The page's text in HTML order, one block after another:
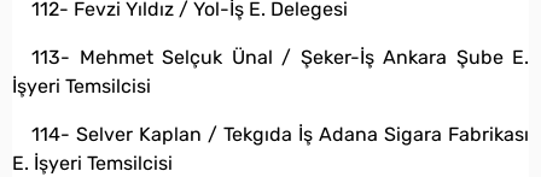
112- Fevzi Yıldız / Yol-İş E. Delegesi
113- Mehmet Selçuk Ünal / Şeker-İş Ankara Şube E.
İşyeri Temsilcisi
114- Selver Kaplan / Tekgıda İş Adana Sigara Fabrikası
E. İşyeri Temsilcisi